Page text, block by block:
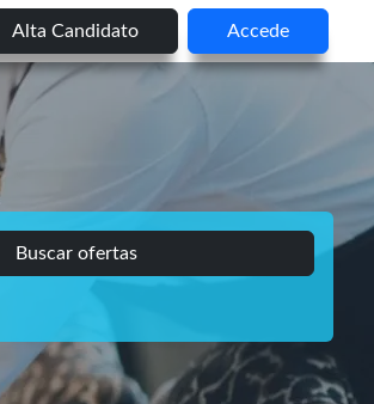
Alta Candidato Accede
Buscar ofertas